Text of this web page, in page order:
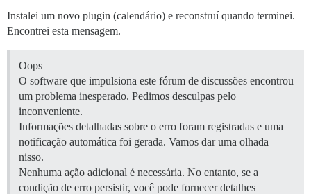
Instalei um novo plugin (calendário) e reconstruí quando terminei.
Encontrei esta mensagem.
Oops
O software que impulsiona este fórum de discussões encontrou
um problema inesperado. Pedimos desculpas pelo
inconveniente.
Informações detalhadas sobre o erro foram registradas e uma
notificação automática foi gerada. Vamos dar uma olhada
nisso.
Nenhuma ação adicional é necessária. No entanto, se a
condição de erro persistir, você pode fornecer detalhes